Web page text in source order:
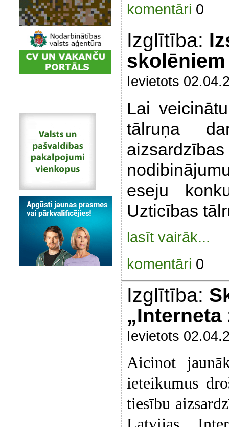
komentāri 0
Izglītība:
Ievietots
Lai
tālruņa
eseju
Uzticības
lasīt vairāk...
komentāri 0
Izglītība:
Ievietots
Aicinot
ieteikumus
tiesību